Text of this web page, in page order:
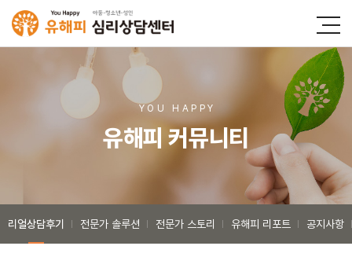
YOU HAPPY
유해피 커뮤니티
리얼상담후기 전문가 솔루션 전문가 스토리 유해피 리포트 공지사항